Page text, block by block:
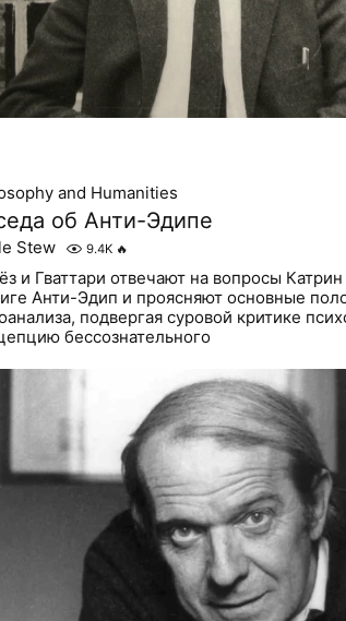
and Humanities
об Анти-Эдипе
Stew 9.4K 🔥
и Гваттари отвечают на вопросы
Анти-Эдип и проясняют основные
подвергая суровой критике
бессознательного